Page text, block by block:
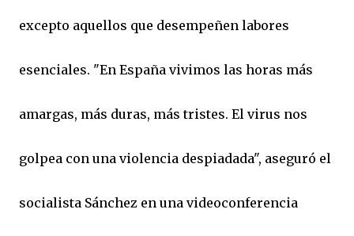
excepto aquellos que desempeñen labores
esenciales. "En España vivimos las horas más
amargas, más duras, más tristes. El virus nos
golpea con una violencia despiadada", aseguró el
socialista Sánchez en una videoconferencia